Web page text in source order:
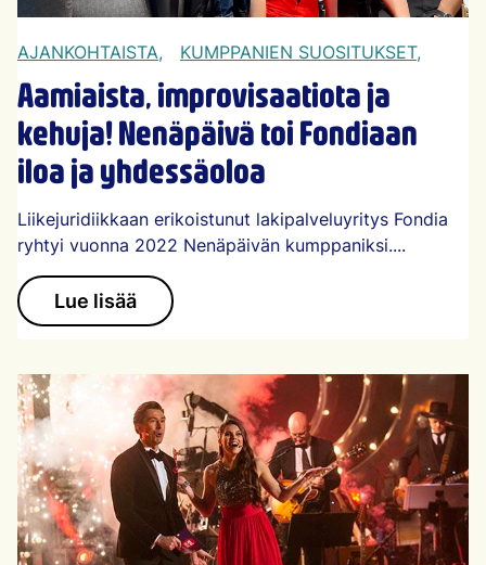
AJANKOHTAISTA, KUMPPANIEN SUOSITUKSET,
Aamiaista, improvisaatiota ja
kehuja! Nenäpäivä toi Fondiaan
iloa ja yhdessäoloa
Liikejuridiikkaan erikoistunut lakipalveluyritys Fondia
ryhtyi vuonna 2022 Nenäpäivän kumppaniksi....
Lue lisää